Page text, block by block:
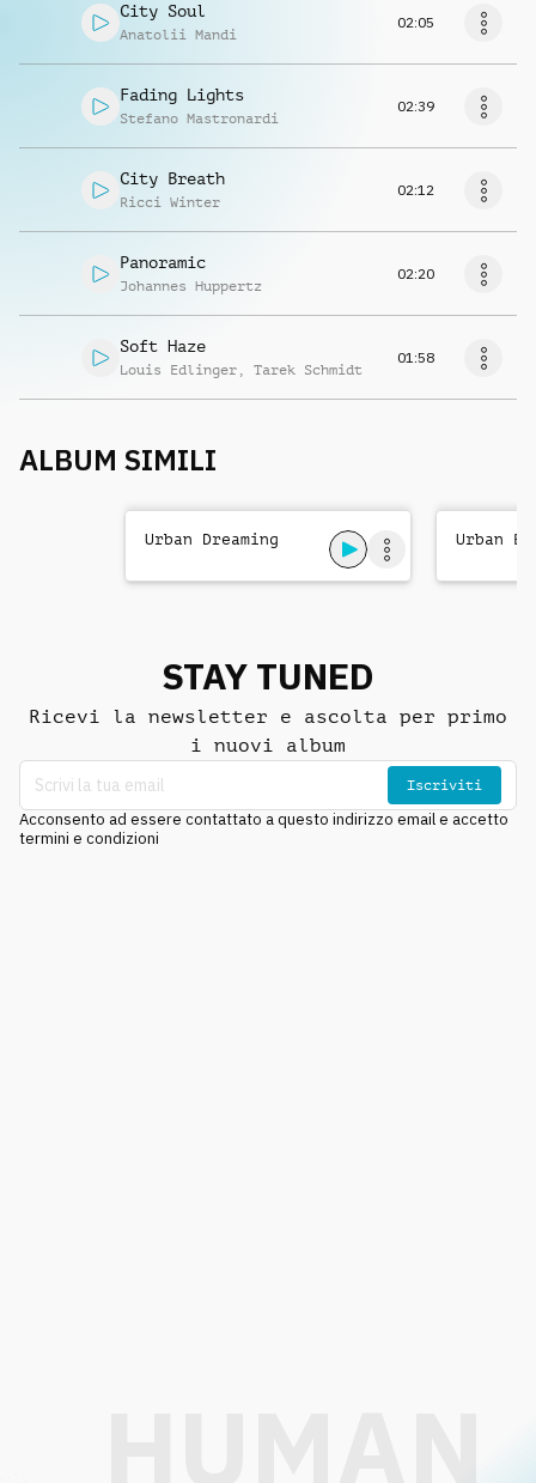
City Soul
Anatolii Mandi
02:05
Fading Lights
Stefano Mastronardi
02:39
City Breath
Ricci Winter
02:12
Panoramic
Johannes Huppertz
02:20
Soft Haze
Louis Edlinger , Tarek Schmidt
01:58
ALBUM SIMILI
Urban Dreaming Urban
STAY TUNED
Ricevi la newsletter e ascolta per primo
i nuovi album
Iscriviti
Acconsento ad essere contattato a questo indirizzo email e accetto
termini e condizioni